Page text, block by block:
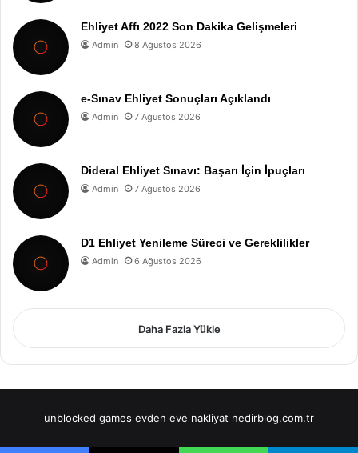
Ehliyet Affı 2022 Son Dakika Gelişmeleri
Admin 8 Ağustos 2026
e-Sınav Ehliyet Sonuçları Açıklandı
Admin 7 Ağustos 2026
Dideral Ehliyet Sınavı: Başarı İçin İpuçları
Admin 7 Ağustos 2026
D1 Ehliyet Yenileme Süreci ve Gereklilikler
Admin 6 Ağustos 2026
Daha Fazla Yükle
unblocked games evden eve nakliyat nedirblog.com.tr